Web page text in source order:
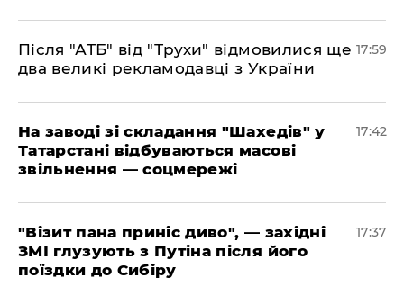
​Після "АТБ" від "Трухи" відмовилися ще
два великі рекламодавці з України
17:59
​На заводі зі складання "Шахедів" у
Татарстані відбуваються масові
звільнення — соцмережі
17:42
"Візит пана приніс диво", — західні
ЗМІ глузують з Путіна після його
поїздки до Сибіру
17:37